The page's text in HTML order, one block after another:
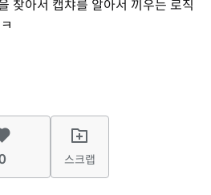
찾아서 캡챠를 알아서 끼우는 로직
스크랩